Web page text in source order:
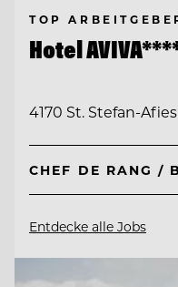
TOP
Hotel
4170 St. Stefan-
Entdecke alle Jobs